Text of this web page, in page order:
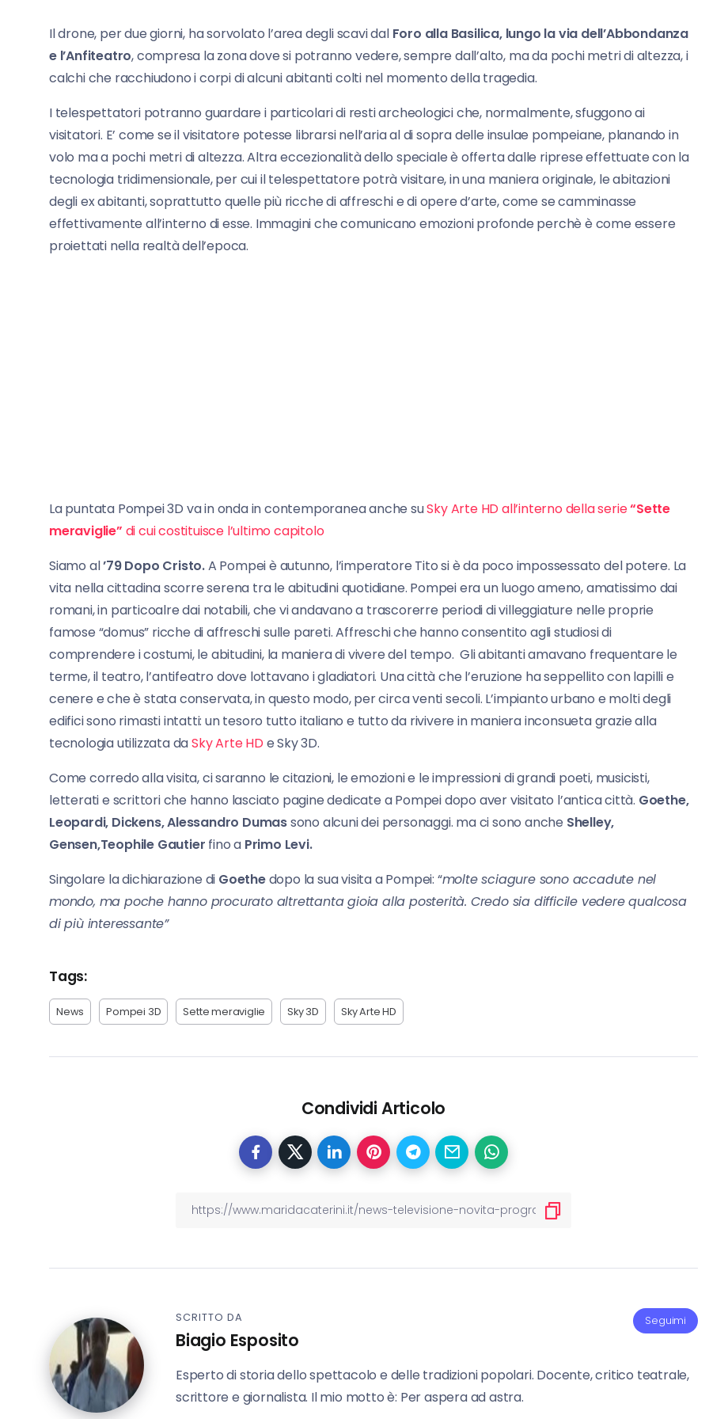
Il drone, per due giorni, ha sorvolato l’area degli scavi dalForo alla Basilica, lungo la via dell’Abbondanza
e l’Anfiteatro, compresa la zona dove si potranno vedere, sempre dall’alto, ma da pochi metri di altezza, i
calchi che racchiudono i corpi di alcuni abitanti colti nel momento della tragedia.
I telespettatori potranno guardare i particolari di resti archeologici che, normalmente, sfuggono ai
visitatori. E’ come se il visitatore potesse librarsi nell’aria al di sopra delle insulae pompeiane, planando in
volo ma a pochi metri di altezza. Altra eccezionalità dello speciale è offerta dalle riprese effettuate con la
tecnologia tridimensionale, per cui il telespettatore potrà visitare, in una maniera originale, le abitazioni
degli ex abitanti, soprattutto quelle più ricche di affreschi e di opere d’arte, come se camminasse
effettivamente all’interno di esse. Immagini che comunicano emozioni profonde perchè è come essere
proiettati nella realtà dell’epoca.
La puntata Pompei 3D va in onda in contemporanea anche suSky Arte HD all’interno della serie“Sette
meraviglie” di cui costituisce l’ultimo capitolo
Siamo al’79 Dopo Cristo.A Pompei è autunno, l’imperatore Tito si è da poco impossessato del potere. La
vita nella cittadina scorre serena tra le abitudini quotidiane. Pompei era un luogo ameno, amatissimo dai
romani, in particoalre dai notabili, che vi andavano a trascorerre periodi di villeggiature nelle proprie
famose “domus” ricche di affreschi sulle pareti. Affreschi che hanno consentito agli studiosi di
comprendere i costumi, le abitudini, la maniera di vivere del tempo. Gli abitanti amavano frequentare le
terme, il teatro, l’antifeatro dove lottavano i gladiatori. Una città che l’eruzione ha seppellito con lapilli e
cenere e che è stata conservata, in questo modo, per circa venti secoli. L’impianto urbano e molti degli
edifici sono rimasti intatti: un tesoro tutto italiano e tutto da rivivere in maniera inconsueta grazie alla
tecnologia utilizzata daSky Arte HDe Sky 3D.
Come corredo alla visita, ci saranno le citazioni, le emozioni e le impressioni di grandi poeti, musicisti,
letterati e scrittori che hanno lasciato pagine dedicate a Pompei dopo aver visitato l’antica città. Goethe,
Leopardi, Dickens, Alessandro Dumassono alcuni dei personaggi. ma ci sono anche Shelley,
Gensen,Teophile Gautier fino a Primo Levi.
Singolare la dichiarazione di Goethedopo la sua visita a Pompei: “molte sciagure sono accadute nel
mondo, ma poche hanno procurato altrettanta gioia alla posterità. Credo sia difficile vedere qualcosa
di più interessante”
Tags:
News Pompei 3D Sette meraviglie Sky 3D Sky Arte HD
Condividi Articolo
Seguimi
SCRITTO DA
Biagio Esposito
Esperto di storia dello spettacolo e delle tradizioni popolari. Docente, critico teatrale,
scrittore e giornalista. Il mio motto è: Per aspera ad astra.